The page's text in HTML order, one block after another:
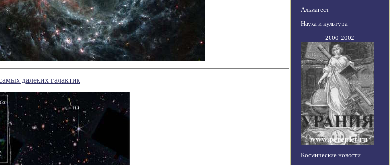
далеких галактик
Альмагест
Наука и культура
2000-2002
Космические новости